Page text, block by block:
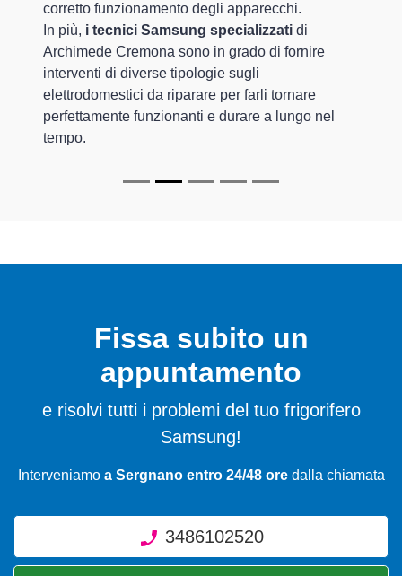
corretto funzionamento degli apparecchi.
In più, i tecnici Samsung specializzati di
Archimede Cremona sono in grado di fornire
interventi di diverse tipologie sugli
elettrodomestici da riparare per farli tornare
perfettamente funzionanti e durare a lungo nel
tempo.
Fissa subito un
appuntamento
e risolvi tutti i problemi del tuo frigorifero
Samsung!
Interveniamo a Sergnano entro 24/48 oredalla chiamata
3486102520